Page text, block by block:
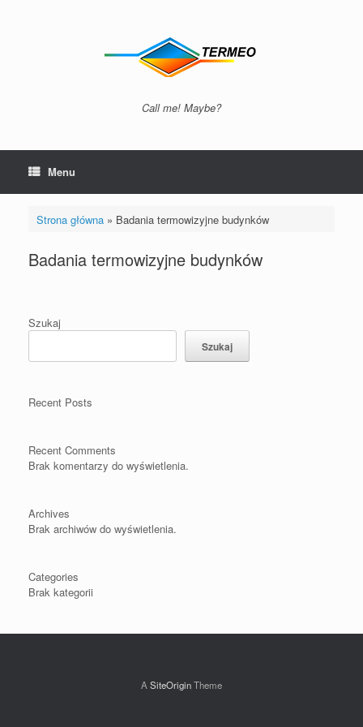
Call me! Maybe?
Menu
Strona główna» Badania termowizyjne budynków
Badania termowizyjne budynków
Szukaj
Szukaj
Recent Posts
Recent Comments
Brak komentarzy do wyświetlenia.
Archives
Brak archiwów do wyświetlenia.
Categories
Brak kategorii
A SiteOriginTheme